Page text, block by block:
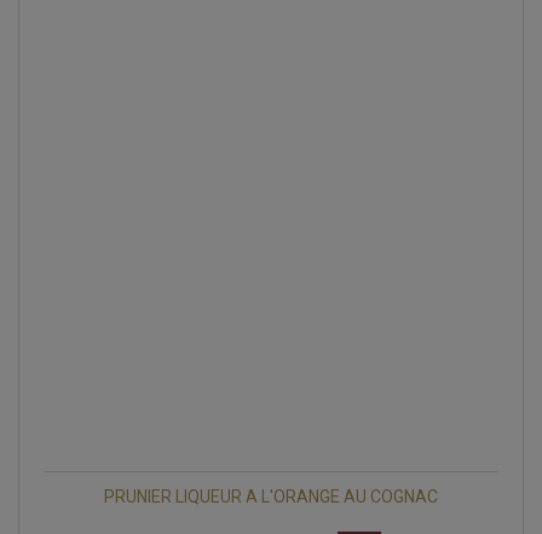
PRUNIER LIQUEUR A L'ORANGE AU COGNAC